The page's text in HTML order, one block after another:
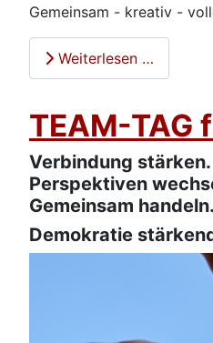
Gemeinsam - kreativ -
Weiterlesen …
TEAM-TAG
Verbindung stärken.
Perspektiven
Gemeinsam handeln.
Demokratie